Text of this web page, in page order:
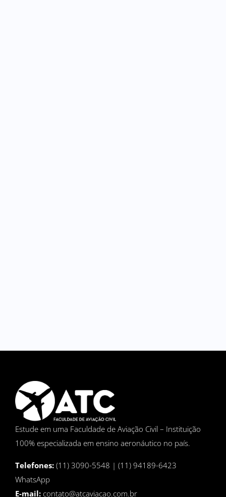
Estude em uma Faculdade de Aviação Civil – Instituição
100% especializada em ensino aeronáutico no país.
Telefones: (11) 3090-5548 | (11) 94189-6423
WhatsApp
E-mail: contato@atcaviacao.com.br